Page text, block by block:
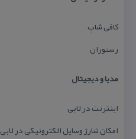
كافی شاپ
رستوران
مدیا و دیجیتال
اینترنت در لابی
امكان شارژ وسایل الكترونیكی در لابی